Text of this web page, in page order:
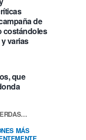
de
costándoles
varias
que
MÁS